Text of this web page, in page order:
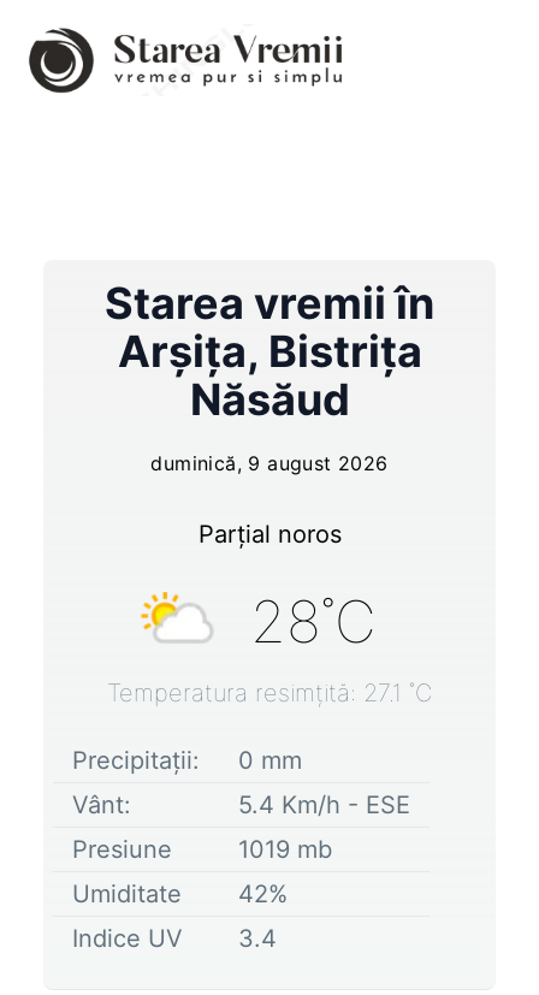
Starea vremii în
Arşiţa, Bistrița
Năsăud
duminică, 9 august 2026
Parțial noros
28˚C
Temperatura resimțită: 27.1 ˚C
Precipitații: 0 mm
Vânt:
5.4 Km/h - ESE
Presiune
1019 mb
Umiditate
42%
Indice UV
3.4